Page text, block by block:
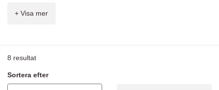
meningar och samtala hjälpligt med någon som talar långsamt
berätta om dig själv
+ Visa mer
8 resultat
Sortera efter